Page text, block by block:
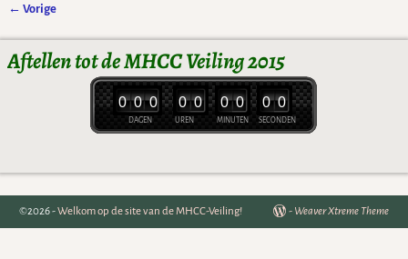
← Vorige
Aftellen tot de MHCC Veiling 2015
DAGEN
0 0 0
UREN
0 0
MINUTEN
0 0
SECONDEN
0 0
©2026 -Welkom op de site van de MHCC-Veiling! - Weaver Xtreme Theme